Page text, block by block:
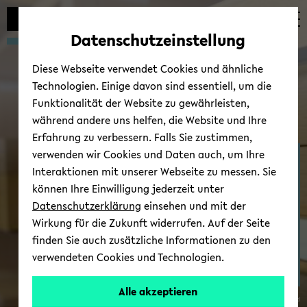
Automatische
vermeiden
zum
wechseln
zum
wechseln
zum
wechseln
Über uns
© Uni­ver­si­tät Bie­le­feld
Datenschutzeinstellung
Diese Webseite verwendet Cookies und ähnliche
Technologien. Einige davon sind essentiell, um die
Funktionalität der Website zu gewährleisten,
während andere uns helfen, die Website und Ihre
Erfahrung zu verbessern. Falls Sie zustimmen,
verwenden wir Cookies und Daten auch, um Ihre
Interaktionen mit unserer Webseite zu messen. Sie
können Ihre Einwilligung jederzeit unter
Datenschutzerklärung einsehen und mit der
Wirkung für die Zukunft widerrufen. Auf der Seite
finden Sie auch zusätzliche Informationen zu den
verwendeten Cookies und Technologien.
Alle akzeptieren